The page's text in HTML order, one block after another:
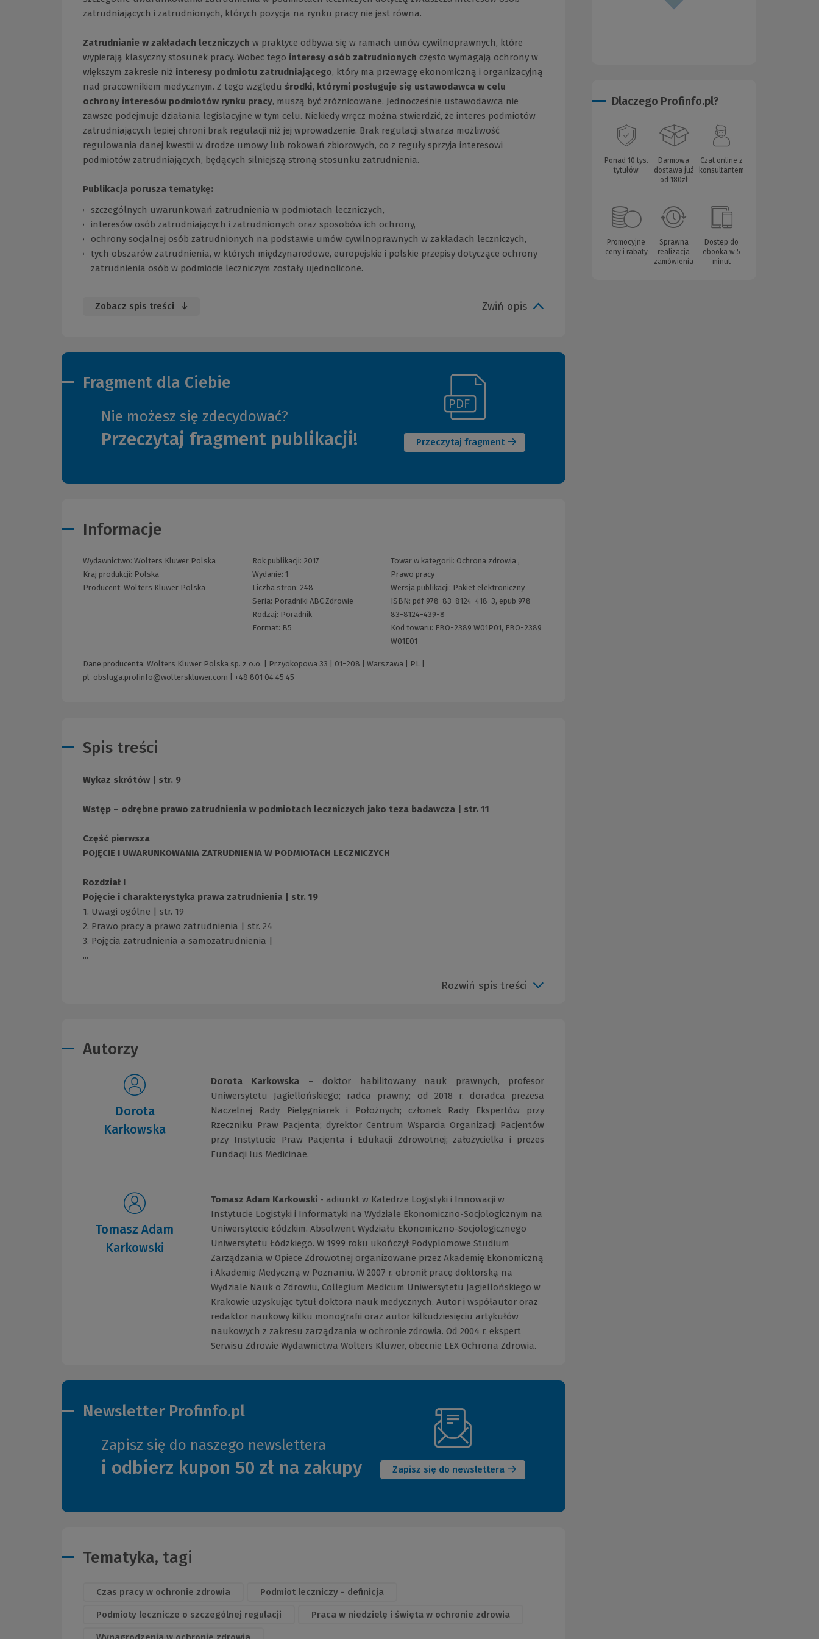
zatrudniających i zatrudnionych, których pozycja na rynku pracy nie jest równa.
Zatrudnianie w zakładach leczniczych w praktyce odbywa się w ramach umów cywilnoprawnych, które
wypierają klasyczny stosunek pracy. Wobec tego interesy osób zatrudnionych często wymagają ochrony w
większym zakresie niż interesy podmiotu zatrudniającego, który ma przewagę ekonomiczną i organizacyjną
nad pracownikiem medycznym. Z tego względu środki, którymi posługuje się ustawodawca w celu
ochrony interesów podmiotów rynku pracy, muszą być zróżnicowane. Jednocześnie ustawodawca nie
zawsze podejmuje działania legislacyjne w tym celu. Niekiedy wręcz można stwierdzić, że interes podmiotów
zatrudniających lepiej chroni brak regulacji niż jej wprowadzenie. Brak regulacji stwarza możliwość
regulowania danej kwestii w drodze umowy lub rokowań zbiorowych, co z reguły sprzyja interesowi
podmiotów zatrudniających, będących silniejszą stroną stosunku zatrudnienia.
Publikacja porusza tematykę:
szczególnych uwarunkowań zatrudnienia w podmiotach leczniczych,
interesów osób zatrudniających i zatrudnionych oraz sposobów ich ochrony,
ochrony socjalnej osób zatrudnionych na podstawie umów cywilnoprawnych w zakładach leczniczych,
tych obszarów zatrudnienia, w których międzynarodowe, europejskie i polskie przepisy dotyczące ochrony
zatrudnienia osób w podmiocie leczniczym zostały ujednolicone.
Zobacz spis treści Zwiń opis
Fragment dla Ciebie
Nie możesz się zdecydować?
Przeczytaj fragment publikacji! Przeczytaj fragment
(Nowe
okno)
(Link
do
innej
strony)
Informacje
Wydawnictwo: Wolters Kluwer Polska
Kraj produkcji: Polska
Producent: Wolters Kluwer Polska
Rok publikacji: 2017
Wydanie:1
Liczba stron: 248
Seria: Poradniki ABC Zdrowie
Rodzaj: Poradnik
Format: B5
Towar w kategorii: Ochrona zdrowia ,
Prawo pracy
Wersja publikacji: Pakiet elektroniczny
ISBN: pdf 978-83-8124-418-3, epub 978-
83-8124-439-8
Kod towaru: EBO-2389 W01P01, EBO-2389
W01E01
Dane producenta: Wolters Kluwer Polska sp. z o.o. | Przyokopowa 33 | 01-208 | Warszawa | PL |
pl-obsluga.profinfo@wolterskluwer.com
+48 801 04 45 45
Spis treści
Wykaz skrótów | str. 9
Wstęp – odrębne prawo zatrudnienia w podmiotach leczniczych jako teza badawcza | str. 11
Część pierwsza
POJĘCIE I UWARUNKOWANIA ZATRUDNIENIA W PODMIOTACH LECZNICZYCH
Rozdział I
Pojęcie i charakterystyka prawa zatrudnienia | str. 19
1. Uwagi ogólne | str. 19
2. Prawo pracy a prawo zatrudnienia | str. 24
3. Pojęcia zatrudnienia a samozatrudnienia |
...
Rozwiń spis treści
Autorzy
Dorota
Karkowska
Dorota Karkowska – doktor habilitowany nauk prawnych, profesor
Uniwersytetu Jagiellońskiego; radca prawny; od 2018 r. doradca prezesa
Naczelnej Rady Pielęgniarek i Położnych; członek Rady Ekspertów przy
Rzeczniku Praw Pacjenta; dyrektor Centrum Wsparcia Organizacji Pacjentów
przy Instytucie Praw Pacjenta i Edukacji Zdrowotnej; założycielka i prezes
Fundacji Ius Medicinae.
Tomasz Adam
Karkowski
Tomasz Adam Karkowski - adiunkt w Katedrze Logistyki i Innowacji w
Instytucie Logistyki i Informatyki na Wydziale Ekonomiczno-Socjologicznym na
Uniwersytecie Łódzkim. Absolwent Wydziału Ekonomiczno-Socjologicznego
Uniwersytetu Łódzkiego. W 1999 roku ukończył Podyplomowe Studium
Zarządzania w Opiece Zdrowotnej organizowane przez Akademię Ekonomiczną
i Akademię Medyczną w Poznaniu. W 2007 r. obronił pracę doktorską na
Wydziale Nauk o Zdrowiu, Collegium Medicum Uniwersytetu Jagiellońskiego w
Krakowie uzyskując tytuł doktora nauk medycznych. Autor i współautor oraz
redaktor naukowy kilku monografii oraz autor kilkudziesięciu artykułów
naukowych z zakresu zarządzania w ochronie zdrowia. Od 2004 r. ekspert
Serwisu Zdrowie Wydawnictwa Wolters Kluwer, obecnie LEX Ochrona Zdrowia.
Newsletter Profinfo.pl
Zapisz się do naszego newslettera
i odbierz kupon 50 zł na zakupy Zapisz się do newslettera
okno)
Tematyka, tagi
Czas pracy w ochronie zdrowia Podmiot leczniczy - definicja
Podmioty lecznicze o szczególnej regulacji Praca w niedzielę i święta w ochronie zdrowia
Dlaczego Profinfo.pl?
Ponad 10 tys.
tytułów
Darmowa
dostawa już
od 180zł
Czat online z
konsultantem
Promocyjne
ceny i rabaty
Sprawna
realizacja
zamówienia
Dostęp do
ebooka w 5
minut